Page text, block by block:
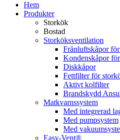
Hem
Produkter
Storkök
Bostad
Storköksventilation
Frånluftskåpor
Kondenskåpor
Diskkåpor
Fettfilter för
Aktivt kolfilter
Brandskydd
Matkvarnssystem
Med integrerad
Med pumpsystem
Med
Easy-Vent®